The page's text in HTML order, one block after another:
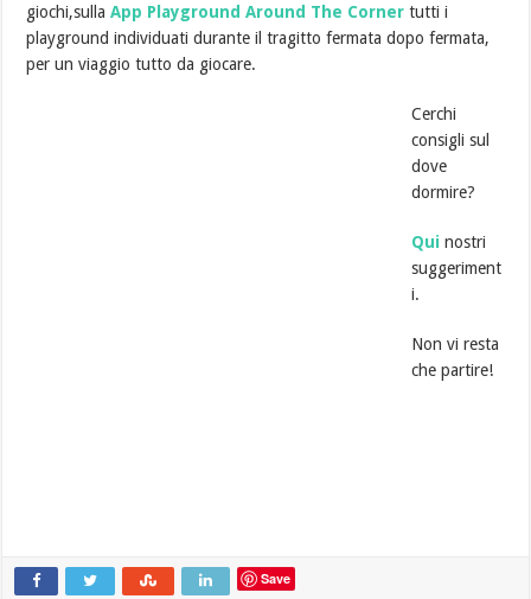
giochi,sulla App Playground Around The Corner tutti i
playground individuati durante il tragitto fermata dopo fermata,
per un viaggio tutto da giocare.
Cerchi
consigli sul
dove
dormire?
Qui nostri
suggeriment
i.
Non vi resta
che partire!
Save